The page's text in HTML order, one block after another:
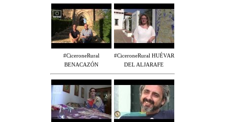
#CiceroneRural
BENACAZÓN
#CiceroneRural HUÉVAR
DEL ALJARAFE